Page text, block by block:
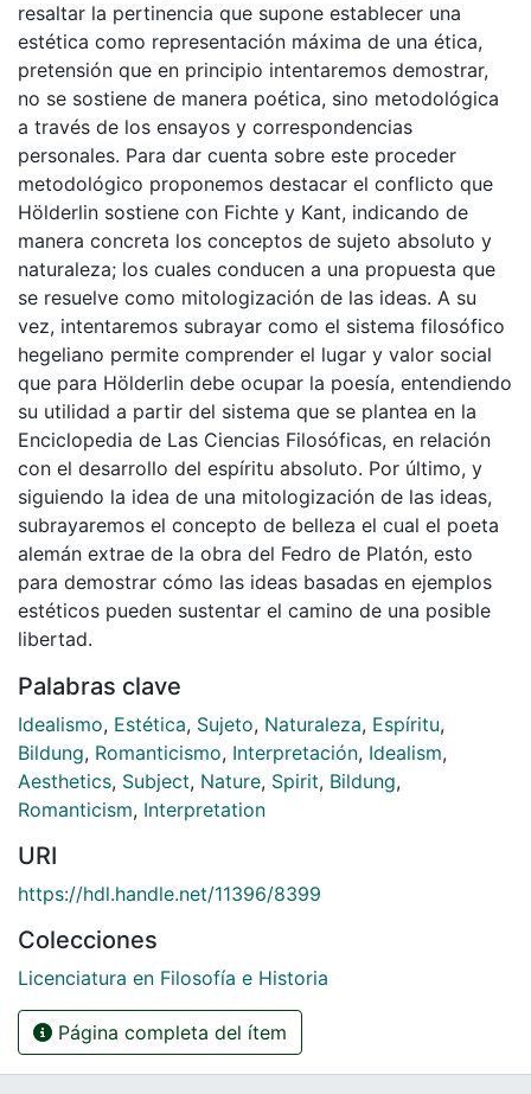
resaltar la pertinencia que supone establecer una
estética como representación máxima de una ética,
pretensión que en principio intentaremos demostrar,
no se sostiene de manera poética, sino metodológica
a través de los ensayos y correspondencias
personales. Para dar cuenta sobre este proceder
metodológico proponemos destacar el conflicto que
Hölderlin sostiene con Fichte y Kant, indicando de
manera concreta los conceptos de sujeto absoluto y
naturaleza; los cuales conducen a una propuesta que
se resuelve como mitologización de las ideas. A su
vez, intentaremos subrayar como el sistema filosófico
hegeliano permite comprender el lugar y valor social
que para Hölderlin debe ocupar la poesía, entendiendo
su utilidad a partir del sistema que se plantea en la
Enciclopedia de Las Ciencias Filosóficas, en relación
con el desarrollo del espíritu absoluto. Por último, y
siguiendo la idea de una mitologización de las ideas,
subrayaremos el concepto de belleza el cual el poeta
alemán extrae de la obra del Fedro de Platón, esto
para demostrar cómo las ideas basadas en ejemplos
estéticos pueden sustentar el camino de una posible
libertad.
Palabras clave
Idealismo, Estética, Sujeto, Naturaleza, Espíritu,
Bildung, Romanticismo, Interpretación, Idealism,
Aesthetics, Subject, Nature, Spirit, Bildung,
Romanticism, Interpretation
URI
https://hdl.handle.net/11396/8399
Colecciones
Licenciatura en Filosofía e Historia
Página completa del ítem